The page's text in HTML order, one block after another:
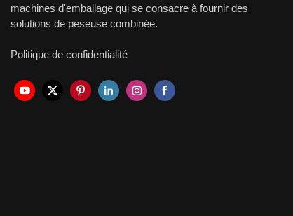
machines d'emballage qui se consacre à fournir des
solutions de peseuse combinée.
Politique de confidentialité